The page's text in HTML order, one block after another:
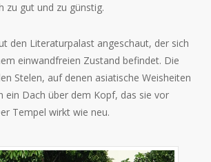
zu gut und zu günstig.
den Literaturpalast angeschaut, der sich
einwandfreien Zustand befindet. Die
Stelen, auf denen asiatische Weisheiten
ein Dach über dem Kopf, das sie vor
Tempel wirkt wie neu.